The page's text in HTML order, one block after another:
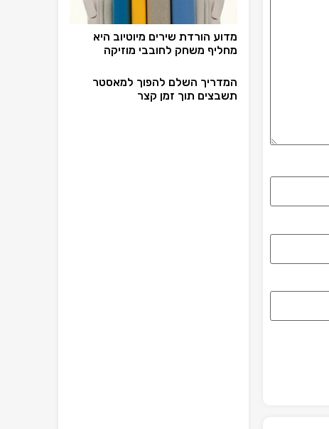
מדוע הורדת שירים מיוטיוב היא
מחליף משחק לחובבי מוזיקה
המדריך השלם להפוך למאסטר
תשבצים תוך זמן קצר